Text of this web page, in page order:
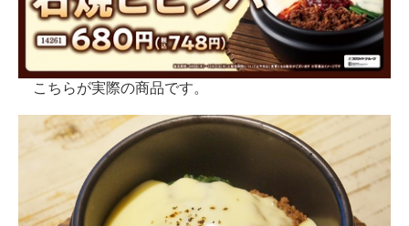
こちらが実際の商品です。